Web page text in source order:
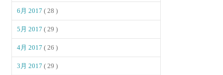
6月 2017( 28 )
5月 2017( 29 )
4月 2017( 26 )
3月 2017( 29 )